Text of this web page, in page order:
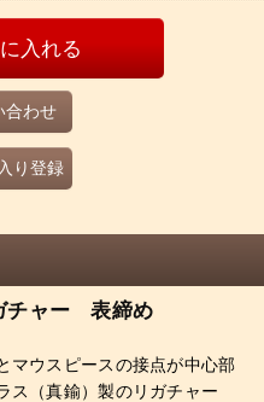
入れる
合わせ
り登録
チャー 表締め
マウスピースの接点が中心部
ス（真鍮）製のリガチャー